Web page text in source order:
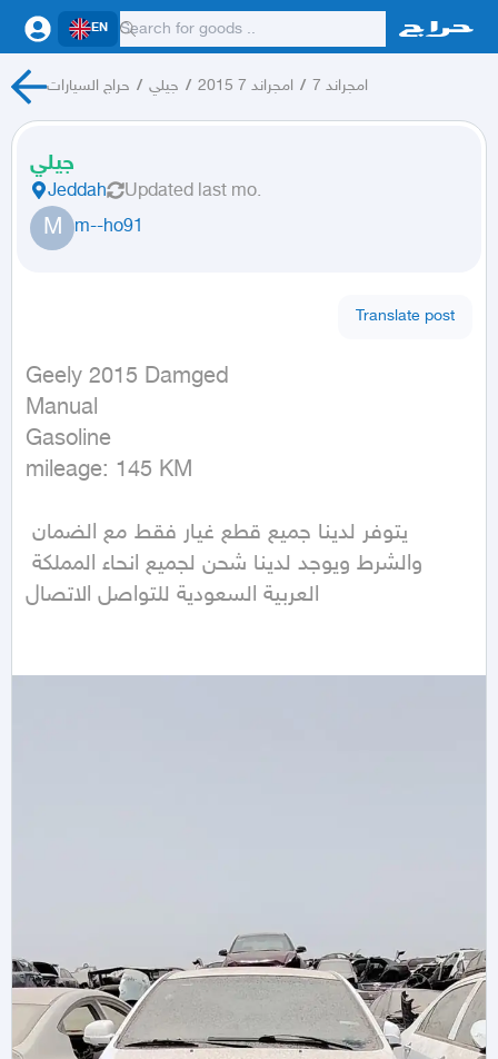
EN
حراج السيارات / جيلي / امجراند 7 2015 / امجراند 7
جيلي
Jeddah Updated last mo.
M m--ho91
Translate post
Geely 2015 Damged
Manual
Gasoline
mileage: 145 KM
العربية السعودية للتواصل الاتصال